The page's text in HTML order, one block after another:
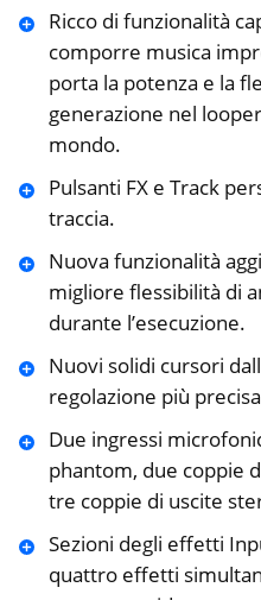
Ricco di funzionalità
comporre musica
porta la potenza e la
generazione nel
mondo.
Pulsanti FX e Track
traccia.
Nuova funzionalità
migliore flessibilità di
durante l’esecuzione.
Nuovi solidi cursori
regolazione più
Due ingressi
phantom, due coppie
tre coppie di uscite
Sezioni degli effetti
quattro effetti